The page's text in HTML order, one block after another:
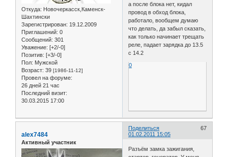
Откуда: Новочеркасск,Каменск-
Шахтински
Зарегистрирован: 19.12.2009
Приглашений: 0
Сообщений: 301
Уважение: [+2/-0]
Позитив: [+3/-0]
Пол: Мужской
Возраст: 39 [1986-11-12]
Провел на форуме:
26 дней 21 час
Последний визит:
30.03.2015 17:00
а после блока нет, кидал
провод в обход блока,
работало, вообщем думаю
что делать, да забыл сказать,
как только начинает трещать
реле, падает зарядка до 13.5
с 14.2
0
Поделиться
67
01.02.2011 15:05
alex7484
Активный участник
Разъём замка зажигания,